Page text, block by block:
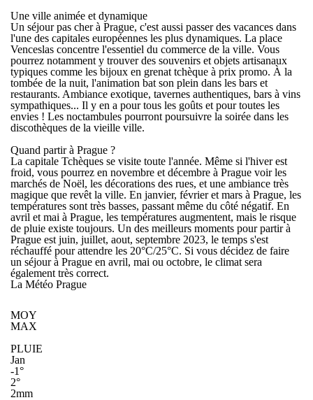
Une ville animée et dynamique
Un séjour pas cher à Prague, c'est aussi passer des vacances dans
l'une des capitales européennes les plus dynamiques. La place
Venceslas concentre l'essentiel du commerce de la ville. Vous
pourrez notamment y trouver des souvenirs et objets artisanaux
typiques comme les bijoux en grenat tchèque à prix promo. À la
tombée de la nuit, l'animation bat son plein dans les bars et
restaurants. Ambiance exotique, tavernes authentiques, bars à vins
sympathiques... Il y en a pour tous les goûts et pour toutes les
envies ! Les noctambules pourront poursuivre la soirée dans les
discothèques de la vieille ville.
Quand partir à Prague ?
La capitale Tchèques se visite toute l'année. Même si l'hiver est
froid, vous pourrez en novembre et décembre à Prague voir les
marchés de Noël, les décorations des rues, et une ambiance très
magique que revêt la ville. En janvier, février et mars à Prague, les
températures sont très basses, passant même du côté négatif. En
avril et mai à Prague, les températures augmentent, mais le risque
de pluie existe toujours. Un des meilleurs moments pourpartir à
Prague est juin, juillet, aout, septembre 2023, le temps s'est
réchauffé pour attendre les 20°C/25°C. Si vous décidez de faire
un séjour à Prague en avril, mai ou octobre, le climat sera
également très correct.
La Météo Prague
MOY
MAX
PLUIE
Jan
-1°
2°
2mm